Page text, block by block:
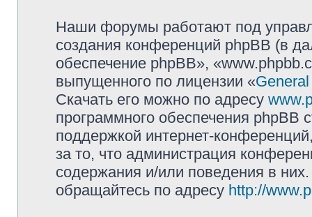
Наши форумы работают под
создания конференций phpBB (в
обеспечение phpBB»,
выпущенного по лицензии «
Скачать его можно по адресу
программного обеспечения phpBB
поддержкой интернет-
за то, что администрация
содержания и/или поведения в
обращайтесь по адресу http://